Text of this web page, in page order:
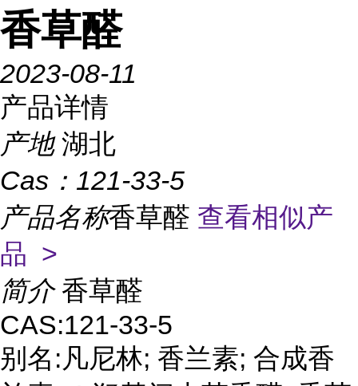
香草醛
2023-08-11
产品详情
产地 湖北
Cas： 121-33-5
产品名称香草醛 查看相似产
品 >
简介 香草醛
CAS:121-33-5
别名:凡尼林; 香兰素; 合成香